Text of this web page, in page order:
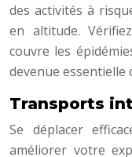
des activités à
en altitude.
couvre les
devenue essentielle
Transports
Se déplacer
améliorer votre